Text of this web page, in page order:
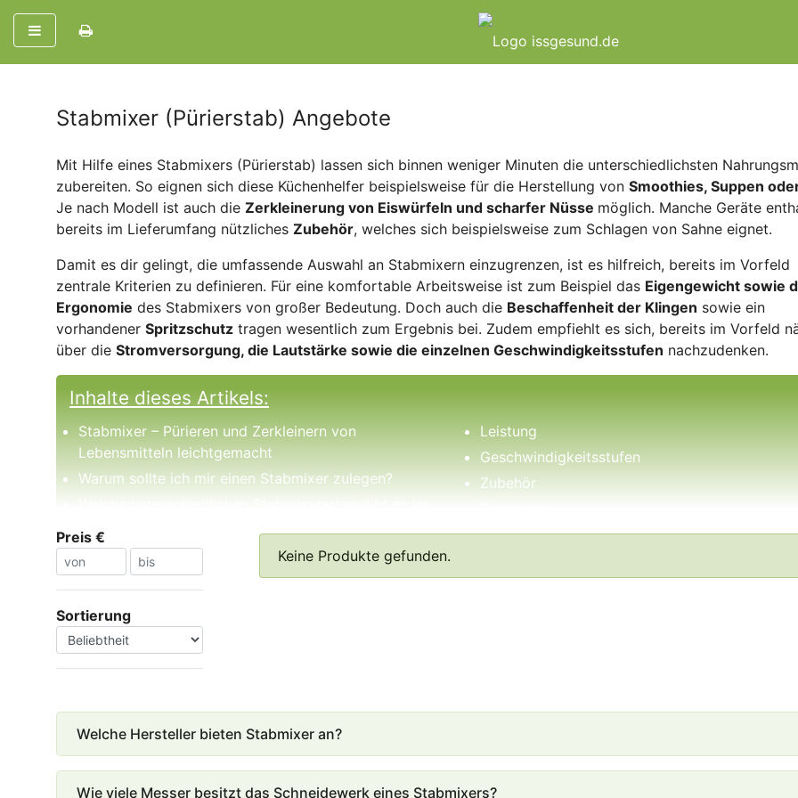
Stabmixer (Pürierstab) Angebote
Mit Hilfe eines Stabmixers (Pürierstab) lassen sich binnen weniger Minuten die unterschiedlichsten
zubereiten. So eignen sich diese Küchenhelfer beispielsweise für die Herstellung von Smoothies, Suppen
Je nach Modell ist auch die Zerkleinerung von Eiswürfeln und scharfer Nüsse möglich. Manche Geräte
bereits im Lieferumfang nützliches Zubehör, welches sich beispielsweise zum Schlagen von Sahne eignet.
Damit es dir gelingt, die umfassende Auswahl an Stabmixern einzugrenzen, ist es hilfreich, bereits im Vorfeld
zentrale Kriterien zu definieren. Für eine komfortable Arbeitsweise ist zum Beispiel das Eigengewicht sowie
Ergonomie des Stabmixers von großer Bedeutung. Doch auch die Beschaffenheit der Klingen sowie ein
vorhandener Spritzschutz tragen wesentlich zum Ergebnis bei. Zudem empfiehlt es sich, bereits im Vorfeld
über die Stromversorgung, die Lautstärke sowie die einzelnen Geschwindigkeitsstufen nachzudenken.
Inhalte dieses Artikels:
Stabmixer – Pürieren und Zerkleinern von
Lebensmitteln leichtgemacht
Warum sollte ich mir einen Stabmixer zulegen?
Welche Speisen lassen sich mit einem Stabmixer
herstellen?
Material
Leistung
Geschwindigkeitsstufen
Zubehör
Welche Unterschiede gibt es im Hinblick auf
Preis €
Sortierung
Keine Produkte gefunden.
Welche Hersteller bieten Stabmixer an?
Wie viele Messer besitzt das Schneidewerk eines Stabmixers?